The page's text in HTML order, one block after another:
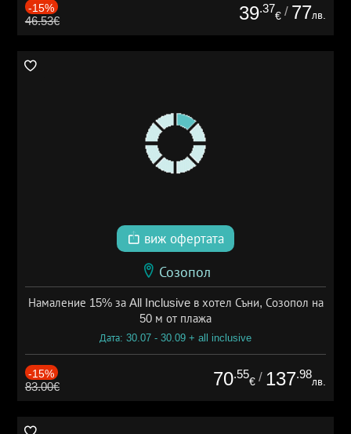
-15%
46.53€ 39.37
€ / 77лв.
виж офертата
Созопол
Намаление 15% за All Inclusive в хотел Съни, Созопол на
50 м от плажа
Дата: 30.07 - 30.09 + all inclusive
-15%
83.00€ 70.55
€ / 137.98
лв.